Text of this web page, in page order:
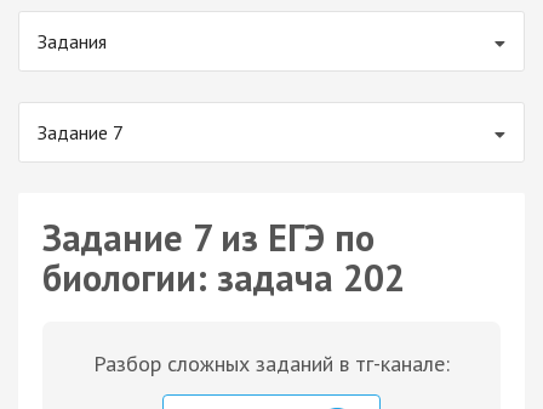
Задания
Задание 7
Задание 7 из ЕГЭ по
биологии: задача 202
Разбор сложных заданий в тг-канале: